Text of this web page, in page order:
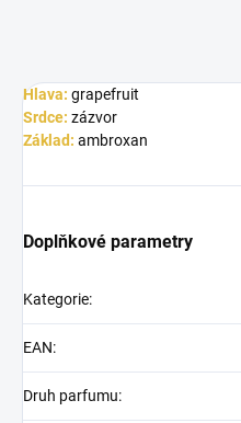
Hlava: grapefruit
Srdce: zázvor
Základ: ambroxan
Doplňkové parametry
Kategorie:
EAN:
Druh parfumu: